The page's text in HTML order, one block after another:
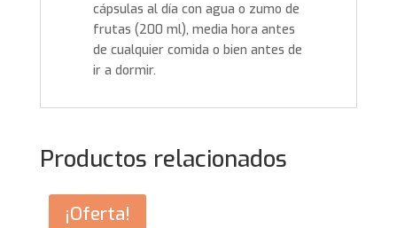
cápsulas al día con agua o zumo de
frutas (200 ml), media hora antes
de cualquier comida o bien antes de
ir a dormir.
Productos relacionados
¡Oferta!